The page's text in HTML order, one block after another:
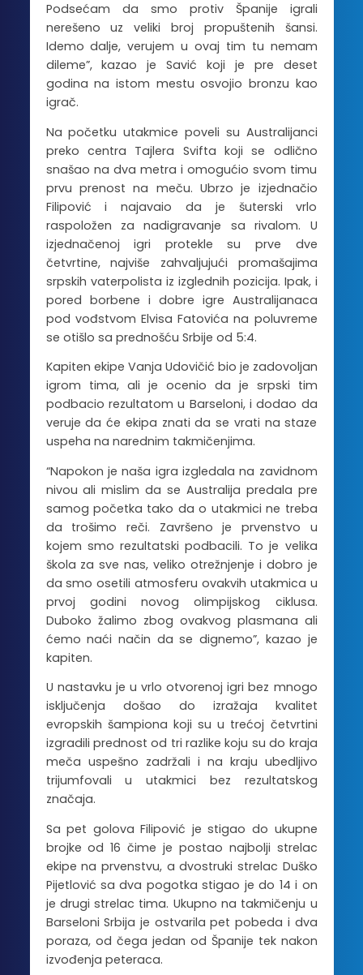
Podsećam da smo protiv Španije igrali
nerešeno uz veliki broj propuštenih šansi.
Idemo dalje, verujem u ovaj tim tu nemam
dileme”, kazao je Savić koji je pre deset
godina na istom mestu osvojio bronzu kao
igrač.
Na početku utakmice poveli su Australijanci
preko centra Tajlera Svifta koji se odlično
snašao na dva metra i omogućio svom timu
prvu prenost na meču. Ubrzo je izjednačio
Filipović i najavaio da je šuterski vrlo
raspoložen za nadigravanje sa rivalom. U
izjednačenoj igri protekle su prve dve
četvrtine, najviše zahvaljujući promašajima
srpskih vaterpolista iz izglednih pozicija. Ipak, i
pored borbene i dobre igre Australijanaca
pod vođstvom Elvisa Fatovića na poluvreme
se otišlo sa prednošću Srbije od 5:4.
Kapiten ekipe Vanja Udovičić bio je zadovoljan
igrom tima, ali je ocenio da je srpski tim
podbacio rezultatom u Barseloni, i dodao da
veruje da će ekipa znati da se vrati na staze
uspeha na narednim takmičenjima.
“Napokon je naša igra izgledala na zavidnom
nivou ali mislim da se Australija predala pre
samog početka tako da o utakmici ne treba
da trošimo reči. Završeno je prvenstvo u
kojem smo rezultatski podbacili. To je velika
škola za sve nas, veliko otrežnjenje i dobro je
da smo osetili atmosferu ovakvih utakmica u
prvoj godini novog olimpijskog ciklusa.
Duboko žalimo zbog ovakvog plasmana ali
ćemo naći način da se dignemo”, kazao je
kapiten.
U nastavku je u vrlo otvorenoj igri bez mnogo
isključenja došao do izražaja kvalitet
evropskih šampiona koji su u trećoj četvrtini
izgradili prednost od tri razlike koju su do kraja
meča uspešno zadržali i na kraju ubedljivo
trijumfovali u utakmici bez rezultatskog
značaja.
Sa pet golova Filipović je stigao do ukupne
brojke od 16 čime je postao najbolji strelac
ekipe na prvenstvu, a dvostruki strelac Duško
Pijetlović sa dva pogotka stigao je do 14 i on
je drugi strelac tima. Ukupno na takmičenju u
Barseloni Srbija je ostvarila pet pobeda i dva
poraza, od čega jedan od Španije tek nakon
izvođenja peteraca.